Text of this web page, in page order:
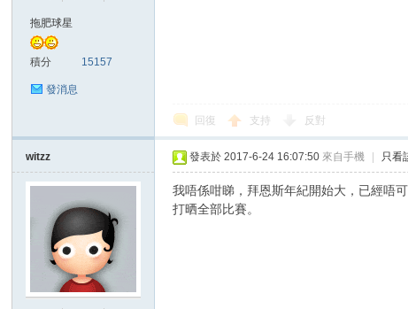
拖肥球星
積分 15157
發消息
回復 支持 反對
witzz 發表於 2017-6-24 16:07:50 來自手機 只看
我唔係咁睇，拜恩斯年紀開始大，已經唔
打晒全部比賽。